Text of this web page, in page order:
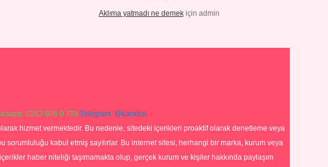
Aklıma yatmadı ne demekiçin admin
0262 606 0 726 Telegram: @karabul
hizmet vermektedir. Bu nedenle, sitedeki içerikleri proaktif olarak denetleme veya
sorumluluğu kabul etmiş sayılırlar. Bu internet sitesi, herhangi bir marka, kurum veya
haber niteliği taşımamakta olup, gerçek kurum ve kişiler hakkında paylaşım